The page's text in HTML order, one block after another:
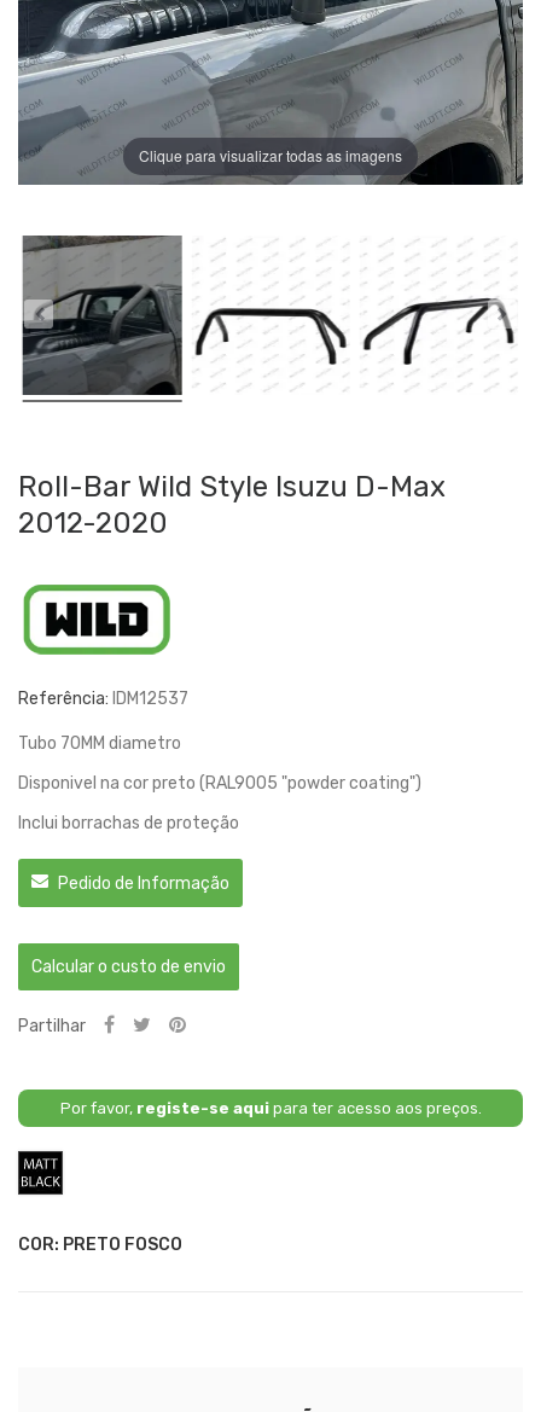
Clique para visualizar todas as imagens
Roll-Bar Wild Style Isuzu D-Max
2012-2020
Referência: IDM12537
Tubo 70MM diametro
Disponivel na cor preto (RAL9005 "powder coating")
Inclui borrachas de proteção
Pedido de Informação
Calcular o custo de envio
Partilhar
Por favor, registe-se aquipara ter acesso aos preços.
COR: PRETO FOSCO